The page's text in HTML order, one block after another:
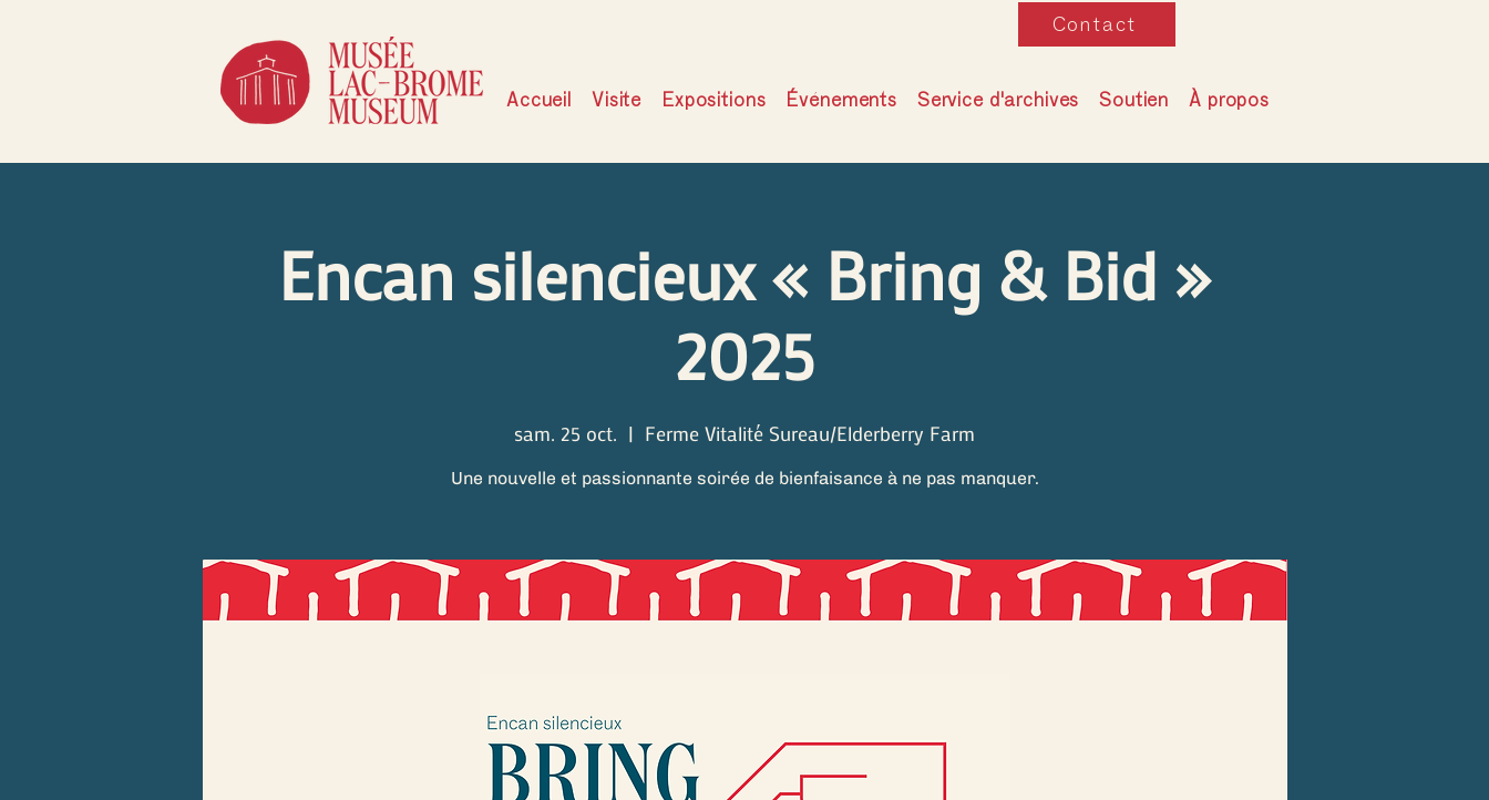
Accueil Visite Expositions Événements Service d'archives Soutien À propos
Contact
Encan silencieux « Bring & Bid »
2025
sam. 25 oct.
  |
Ferme Vitalité Sureau/Elderberry Farm
Une nouvelle et passionnante soirée de bienfaisance à ne pas manquer.